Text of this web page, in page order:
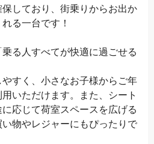
しており、街乗りからお出か
る一台です！
る人すべてが快適に過ごせる
すく、小さなお子様からご年
いただけます。また、シート
応じて荷室スペースを広げる
物やレジャーにもぴったりで